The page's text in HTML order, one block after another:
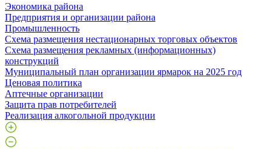
Экономика района
Предприятия и организации района
Промышленность
Схема размещения нестационарных торговых объектов
Схема размещения рекламных (информационных)
конструкций
Муниципальный план организации ярмарок на 2025 год
Ценовая политика
Аптечные организации
Защита прав потребителей
Реализация алкогольной продукции